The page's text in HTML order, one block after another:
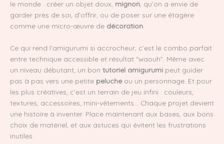
le monde : créer un objet doux, mignon , qu’on a envie de
garder près de soi, d’offrir, ou de poser sur une étagère
comme une micro-œuvre de décoration
Ce qui rend l’amigurumi si accrocheur, c’est le combo parfait
entre technique accessible et résultat “waouh”. Même avec
un niveau débutant, un bon tutoriel amigurumi peut guider
pas à pas vers une petite peluche ou un personnage. Et pour
les plus créatives, c’est un terrain de jeu infini : couleurs,
textures, accessoires, mini-vêtements… Chaque projet devient
une histoire à inventer. Place maintenant aux bases, aux bons
choix de matériel, et aux astuces qui évitent les frustrations
inutiles.